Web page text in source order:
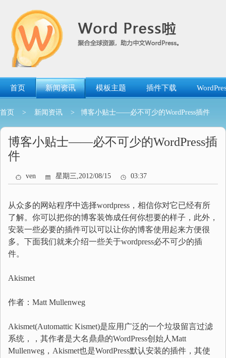
首页 新闻资讯 模板主题 插件下载
首页 > 新闻资讯 > 博客小贴士——必不可少的WordPress插件
博客小贴士——必不可少的WordPress插
件
ven 星期三,2012/08/15 03:37
从众多的网站程序中选择wordpress，相信你对它已经有所
了解。你可以把你的博客装饰成任何你想要的样子，此外，
安装一些必要的插件可以可以让你的博客使用起来方便很
多。下面我们就来介绍一些关于wordpress必不可少的插
件。
Akismet
作者：Matt Mullenweg
Akismet(Automattic Kismet)是应用广泛的一个垃圾留言过滤
系统，，其作者是大名鼎鼎的WordPress创始人Matt
Mullenweg，Akismet也是WordPress默认安装的插件，其使